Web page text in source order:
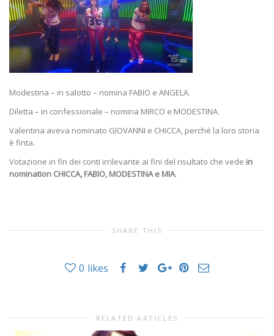
Modestina – in salotto – nomina FABIO e ANGELA.
Diletta – in confessionale – nomina MIRCO e MODESTINA.
Valentina aveva nominato GIOVANNI e CHICCA, perché la loro storia
è finta.
Votazione in fin dei conti irrilevante ai fini del risultato che vede in
nomination CHICCA, FABIO, MODESTINA e MIA.
SHARE THIS
0 likes
RELATED ARTICLES